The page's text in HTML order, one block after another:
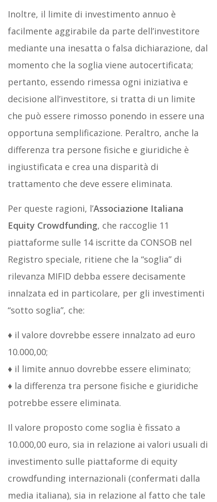
Inoltre, il limite di investimento annuo è
facilmente aggirabile da parte dell’investitore
mediante una inesatta o falsa dichiarazione, dal
momento che la soglia viene autocertificata;
pertanto, essendo rimessa ogni iniziativa e
decisione all’investitore, si tratta di un limite
che può essere rimosso ponendo in essere una
opportuna semplificazione. Peraltro, anche la
differenza tra persone fisiche e giuridiche è
ingiustificata e crea una disparità di
trattamento che deve essere eliminata.
Per queste ragioni, l’Associazione Italiana
Equity Crowdfunding, che raccoglie 11
piattaforme sulle 14 iscritte da CONSOB nel
Registro speciale, ritiene che la “soglia” di
rilevanza MIFID debba essere decisamente
innalzata ed in particolare, per gli investimenti
“sotto soglia”, che:
♦ il valore dovrebbe essere innalzato ad euro
10.000,00;
♦ il limite annuo dovrebbe essere eliminato;
♦ la differenza tra persone fisiche e giuridiche
potrebbe essere eliminata.
Il valore proposto come soglia è fissato a
10.000,00 euro, sia in relazione ai valori usuali di
investimento sulle piattaforme di equity
crowdfunding internazionali (confermati dalla
media italiana), sia in relazione al fatto che tale